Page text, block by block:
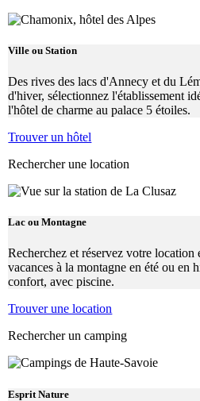
Ville ou Station
Des rives des lacs d'Annecy et du
d'hiver, sélectionnez l'établissement
l'hôtel de charme au palace 5 étoiles.
Trouver un hôtel
Rechercher une location
Lac ou Montagne
Recherchez et réservez votre
vacances à la montagne en été ou en
confort, avec piscine.
Trouver une location
Rechercher un camping
Esprit Nature